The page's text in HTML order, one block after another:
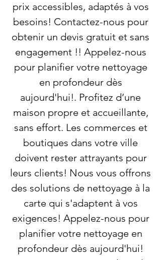
prix accessibles, adaptés à vos
besoins! Contactez-nous pour
obtenir un devis gratuit et sans
engagement !! Appelez-nous
pour planifier votre nettoyage
en profondeur dès
aujourd'hui!. Profitez d’une
maison propre et accueillante,
sans effort. Les commerces et
boutiques dans votre ville
doivent rester attrayants pour
leurs clients! Nous vous offrons
des solutions de nettoyage à la
carte qui s'adaptent à vos
exigences! Appelez-nous pour
planifier votre nettoyage en
profondeur dès aujourd'hui!